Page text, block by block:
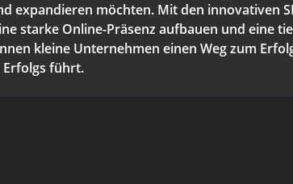
expandieren möchten. Mit den innovativen
starke Online-Präsenz aufbauen und eine
kleine Unternehmen einen Weg zum
Erfolgs führt.